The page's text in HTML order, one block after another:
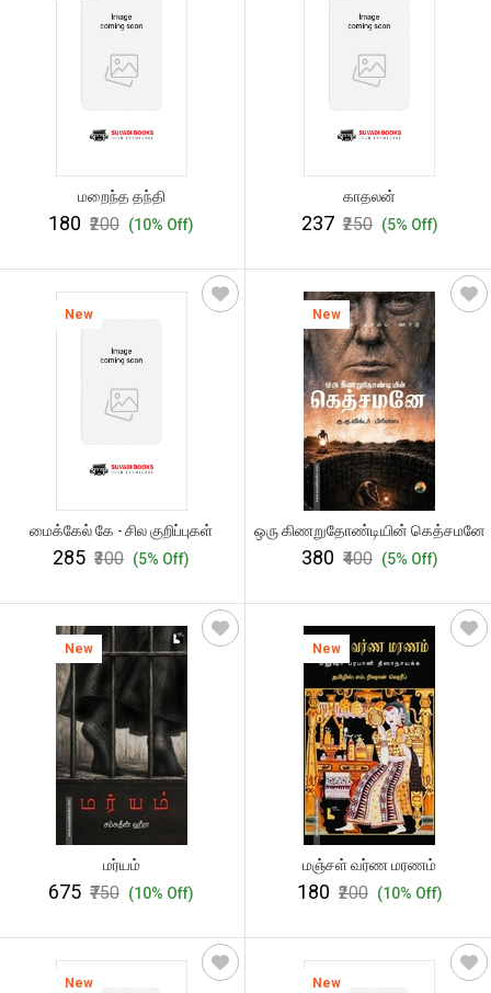
மறைந்த தந்தி
₹180 ₹200 (10% Off)
காதலன்
₹237 ₹250 (5% Off)
New
மைக்கேல் கே - சில குறிப்புகள்
₹285 ₹300 (5% Off)
New
ஒரு கிணறுதோண்டியின் கெத்சமனே
₹380 ₹400 (5% Off)
New
மர்யம்
₹675 ₹750 (10% Off)
New
மஞ்சள் வர்ண மரணம்
₹180 ₹200 (10% Off)
New New